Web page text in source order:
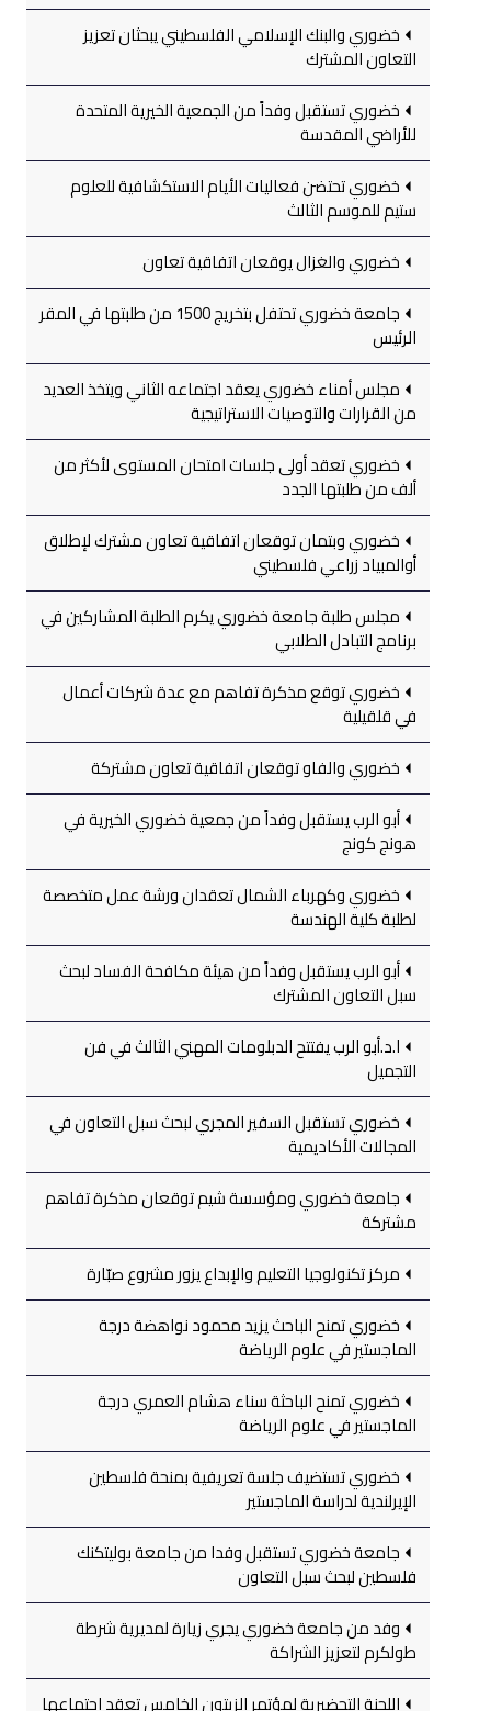
خضوري والبنك الإسلامي الفلسطيني يبحثان تعزيز
التعاون المشترك
خضوري تستقبل وفداً من الجمعية الخيرية المتحدة
للأراضي المقدسة
خضوري تحتضن فعاليات الأيام الاستكشافية للعلوم
ستيم للموسم الثالث
خضوري والغزال يوقعان اتفاقية تعاون
جامعة خضوري تحتفل بتخريج 1500 من طلبتها في المقر
الرئيس
مجلس أمناء خضوري يعقد اجتماعه الثاني ويتخذ العديد
من القرارات والتوصيات الاستراتيجية
خضوري تعقد أولى جلسات امتحان المستوى لأكثر من
ألف من طلبتها الجدد
خضوري وبتمان توقعان اتفاقية تعاون مشترك لإطلاق
أوالمبياد زراعي فلسطيني
مجلس طلبة جامعة خضوري يكرم الطلبة المشاركين في
برنامج التبادل الطلابي
خضوري توقع مذكرة تفاهم مع عدة شركات أعمال
في قلقيلية
خضوري والفاو توقعان اتفاقية تعاون مشتركة
أبو الرب يستقبل وفداً من جمعية خضوري الخيرية في
هونج كونج
خضوري وكهرباء الشمال تعقدان ورشة عمل متخصصة
لطلبة كلية الهندسة
أبو الرب يستقبل وفداً من هيئة مكافحة الفساد لبحث
سبل التعاون المشترك
ا.د.أبو الرب يفتتح الدبلومات المهني الثالث في فن
التجميل
خضوري تستقبل السفير المجري لبحث سبل التعاون في
المجالات الأكاديمية
جامعة خضوري ومؤسسة شيم توقعان مذكرة تفاهم
مشتركة
مركز تكنولوجيا التعليم والإبداع يزور مشروع صبّارة
خضوري تمنح الباحث يزيد محمود نواهضة درجة
الماجستير في علوم الرياضة
خضوري تمنح الباحثة سناء هشام العمري درجة
الماجستير في علوم الرياضة
خضوري تستضيف جلسة تعريفية بمنحة فلسطين
الإيرلندية لدراسة الماجستير
جامعة خضوري تستقبل وفدا من جامعة بوليتكنك
فلسطين لبحث سبل التعاون
وفد من جامعة خضوري يجري زيارة لمديرية شرطة
طولكرم لتعزيز الشراكة
اللجنة التحضيرية لمؤتمر الزيتون الخامس تعقد اجتماعها